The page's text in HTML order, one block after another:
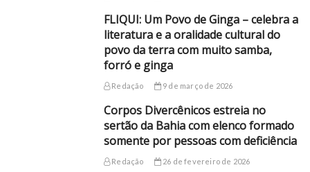
FLIQUI: Um Povo de Ginga – celebra a
literatura e a oralidade cultural do
povo da terra com muito samba,
forró e ginga
Redação 9 de março de 2026
Corpos Divercênicos estreia no
sertão da Bahia com elenco formado
somente por pessoas com deficiência
Redação 26 de fevereiro de 2026